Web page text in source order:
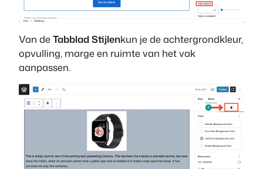
Van deTabblad Stijlenkun je de achtergrondkleur,
opvulling, marge en ruimte van het vak
aanpassen.